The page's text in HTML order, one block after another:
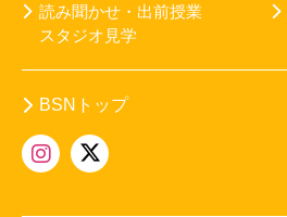
読み聞かせ・出前授業
スタジオ見学
BSNトップ